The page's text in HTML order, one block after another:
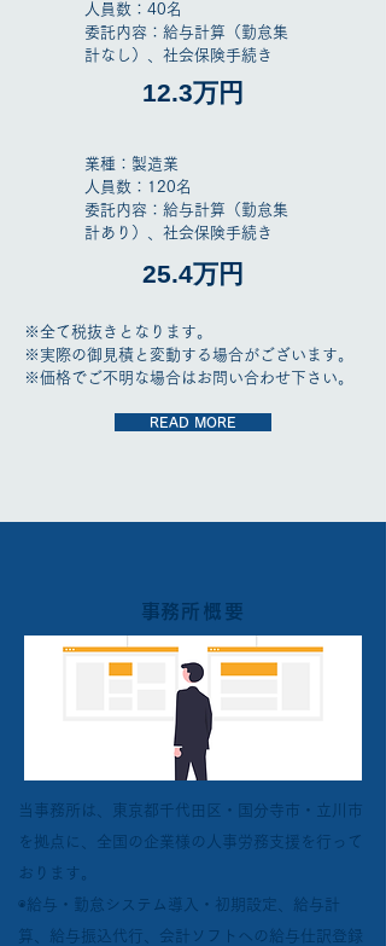
人員数：40名
​委託内容：給与計算（勤怠集
計なし）、社会保険手続き
12.3万円
業種：製造業
人員数：120名
​委託内容：給与計算（勤怠集
計あり）、社会保険手続き
25.4万円
※全て税抜きとなります。
​※実際の御見積と変動する場合がございます。
​※価格でご不明な場合はお問い合わせ下さい。
READ MORE
​事務所概要
当事務所は、東京都千代田区・国分寺市・立川市
を拠点に、全国の企業様の人事労務支援を行って
おります。
◉給与・勤怠システム導入・初期設定、給与計
算、給与振込代行、会計ソフトへの給与仕訳登録